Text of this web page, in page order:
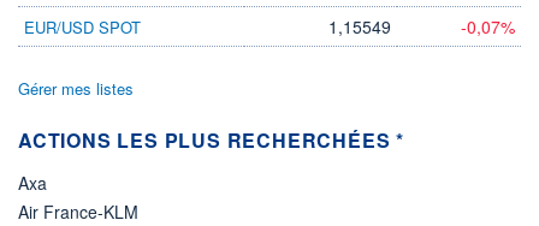
EUR/USD SPOT 1,15549 -0,07%
Gérer mes listes
ACTIONS LES PLUS RECHERCHÉES *
Axa
Air France-KLM